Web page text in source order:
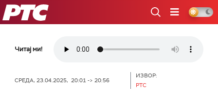
РТС
Читај ми!
СРЕДА, 23.04.2025, 20:01 -> 20:56
ИЗВОР:
РТС